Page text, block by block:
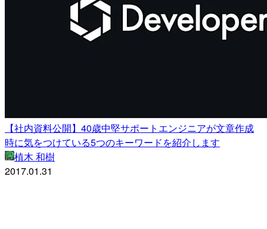
【社内資料公開】40歳中堅サポートエンジニアが文章作成
時に気をつけている5つのキーワードを紹介します
植木 和樹
2017.01.31